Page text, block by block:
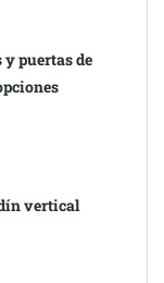
caídas de precios
y puertas de
vertical